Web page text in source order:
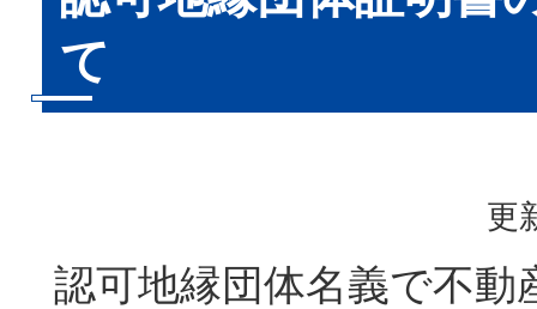
て
更
認可地縁団体名義で不動